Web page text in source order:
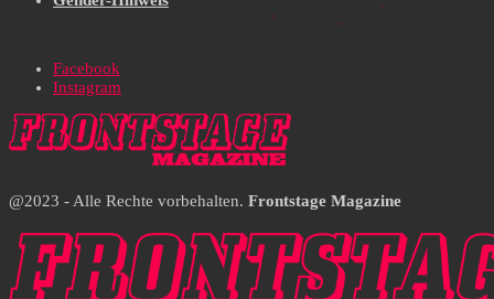
Facebook
Instagram
@2023 - Alle Rechte vorbehalten. Frontstage Magazine